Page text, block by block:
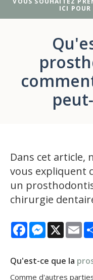
ICI POUR
Dans cet article,
vous expliquent
un
chirurgie
FacebookMessenger
X
Qu'est-ce que la
Comme d'autres